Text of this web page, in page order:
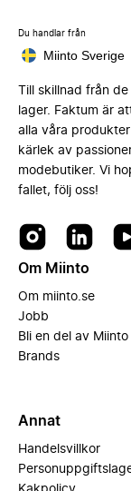
Du handlar från
Miinto Sverige
Till skillnad från
lager. Faktum är
alla våra
kärlek av
modebutiker. Vi
fallet, följ oss!
Om Miinto
Om miinto.se
Jobb
Bli en del av Miinto
Brands
Annat
Handelsvillkor